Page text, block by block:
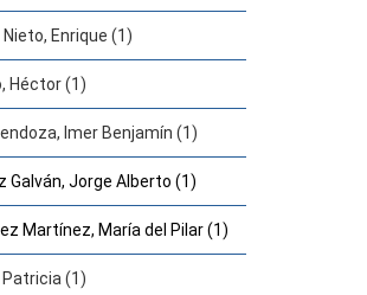
Enrique (1)
Héctor (1)
Imer Benjamín (1)
Galván, Jorge Alberto (1)
Martínez, María del Pilar (1)
(1)